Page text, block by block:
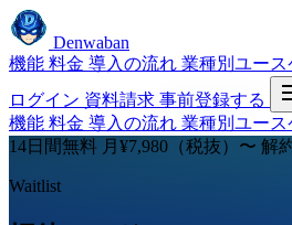
Denwaban
機能 料金 導入の流れ 業種別ユース
ログイン 資料請求 事前登録する
機能 料金 導入の流れ 業種別ユース
14日間無料 月¥7,980（税抜）〜 解
Waitlist